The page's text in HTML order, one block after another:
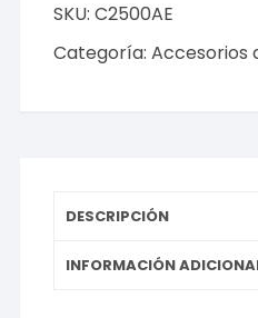
Amarillo,
2500
SKU:C2500AE
Categoría:Accesorios
DESCRIPCIÓN
INFORMACIÓN